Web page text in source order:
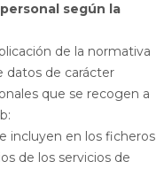
según la
de la normativa
de carácter
que se recogen a
incluyen en los ficheros
de los servicios de